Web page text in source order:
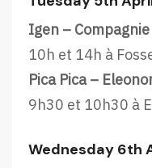
Igen –
10h et 14h à
Pica Pica –
9h30 et 10h30 à
Wednesday 6th